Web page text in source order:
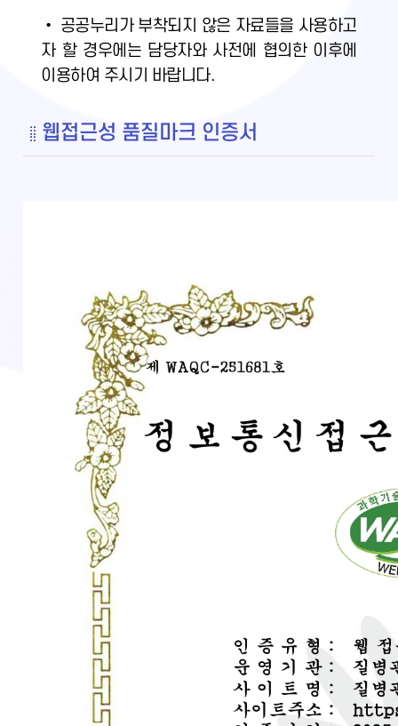
• 공공누리가 부착되지 않은 자료들을 사용하고
자 할 경우에는 담당자와 사전에 협의한 이후에
이용하여 주시기 바랍니다.
웹접근성 품질마크 인증서